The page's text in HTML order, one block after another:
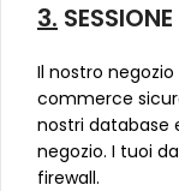
3.
Il nostro
commerce
nostri database
negozio. I tuoi
firewall.